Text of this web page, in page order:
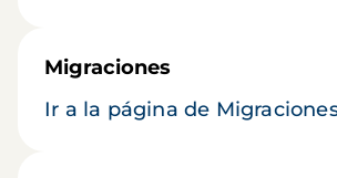
Migraciones
Ir a la página de